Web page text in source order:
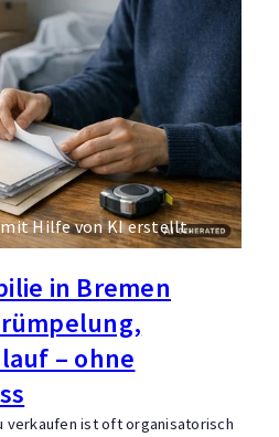
Hilfe von KI erstellt.
in Bremen
– ohne
verkaufen ist oft organisatorisch